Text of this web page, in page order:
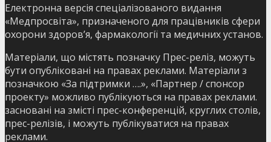
Електронна версія спеціалізованого видання
«Медпросвіта», призначеного для працівників сфери
охорони здоров’я, фармакології та медичних установ.
Матеріали, що містять позначку Прес-реліз, можуть
бути опубліковані на правах реклами. Матеріали з
позначкою «За підтримки ….», «Партнер / спонсор
проекту» можливо публікуються на правах реклами.
засновані на змісті прес-конференцій, круглих столів,
прес-релізів, і можуть публікуватися на правах
реклами.